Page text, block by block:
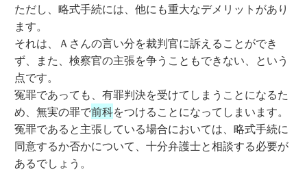
ただし、略式手続には、他にも重大なデメリットがあり
ます。
それは、Ａさんの言い分を裁判官に訴えることができ
ず、また、検察官の主張を争うこともできない、という
点です。
冤罪であっても、有罪判決を受けてしまうことになるた
め、無実の罪で前科をつけることになってしまいます。
冤罪であると主張している場合においては、略式手続に
同意するか否かについて、十分弁護士と相談する必要が
あるでしょう。